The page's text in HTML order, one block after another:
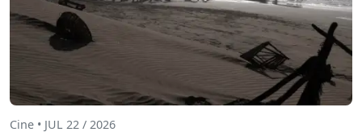
Cine • JUL 22 / 2026